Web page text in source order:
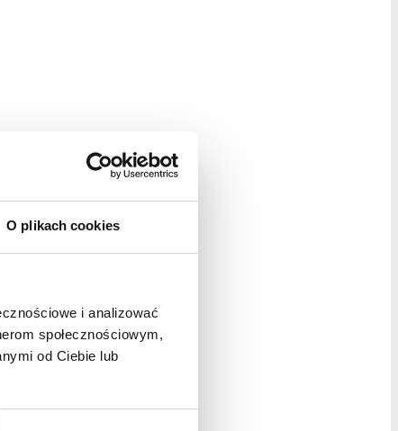
O plikach cookies
i analizować
społecznościowym,
od Ciebie lub